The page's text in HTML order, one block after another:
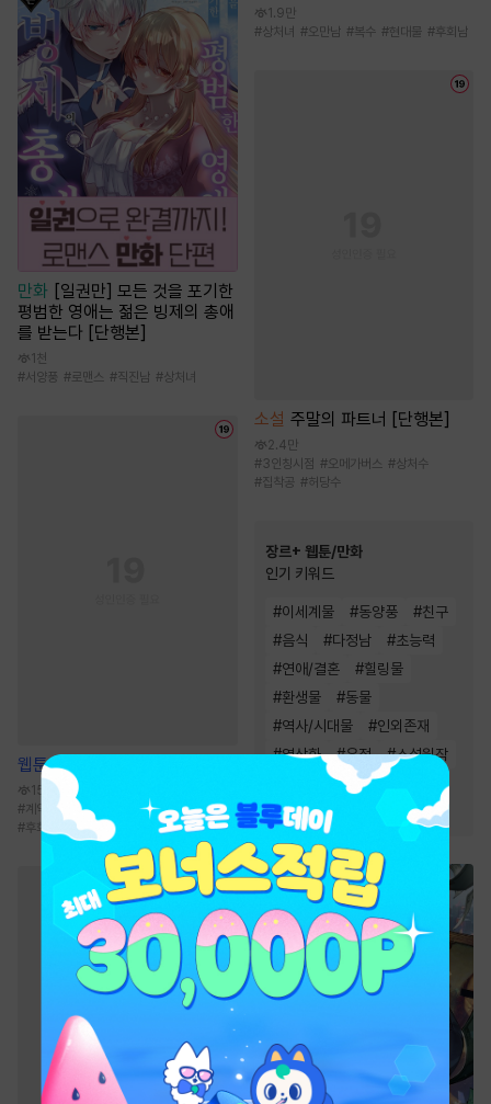
만화
[일권만] 모든 것을 포기한
평범한 영애는 젊은 빙제의 총애
를 받는다 [단행본]
1천
#서양풍 #로맨스 #직진남 #상처녀
웹툰 사랑하고 사랑해서
153.9만
# 계약관계 #고수위 소설원작 #집착남
#후회남
1.9만
#상처녀 #오만남 #복수 #현대물 #후회남
소설 주말의 파트너 [단행본]
2.4만
#3인칭시점 #오메가버스 #상처수
#집착공 #허당수
장르+ 웹툰/만화
인기 키워드
#이세계물 #동양풍 #친구
#음식 #다정남 #초능력
#연애/결혼 #힐링물
#환생물 #동물
#역사/시대물 #인외존재
#영상화 #우정 #소설원작
#복수 #
#복수물